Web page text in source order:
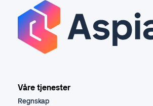
Våre tjenester
Regnskap